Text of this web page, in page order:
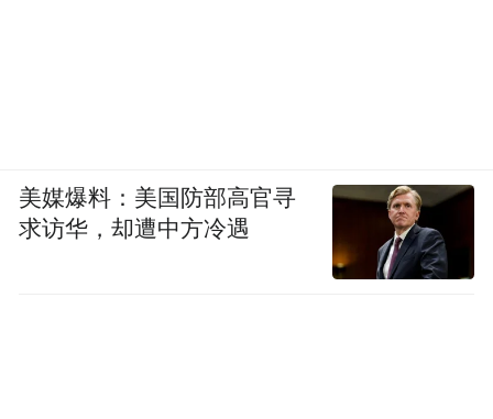
美媒爆料：美国防部高官寻
求访华，却遭中方冷遇